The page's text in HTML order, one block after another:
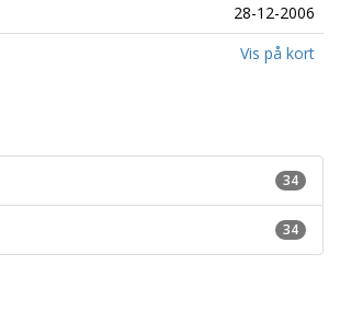
28-12-2006
Vis på kort
34
34